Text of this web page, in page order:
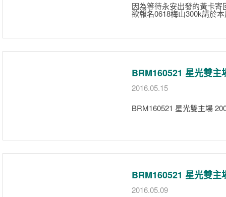
因為等待永安出發的黃卡
欲報名0618梅山300k請於
BRM160521 星光雙
2016.05.15
BRM160521 星光雙主場
BRM160521 星光雙
2016.05.09